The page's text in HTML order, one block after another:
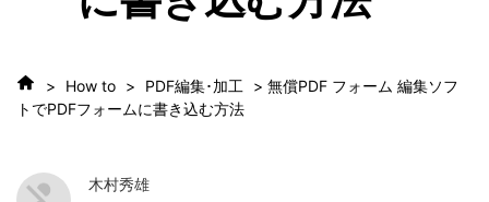
> How to > PDF編集･加工
> 無償PDF フォーム 編集ソフ
トでPDFフォームに書き込む方法
木村秀雄